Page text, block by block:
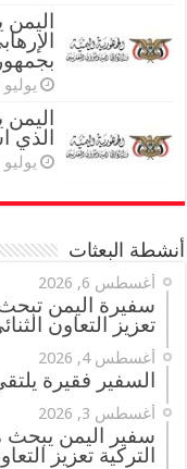
اليمن
يوليو 30, 2026
اليمن
الذي
يوليو 29, 2026
أنشطة البعثات
أغسطس 6, 2026
سفيرة اليمن
تعزيز التعاون
أغسطس 4, 2026
السفير فقيرة
أغسطس 3, 2026
سفير اليمن
التركية تعزيز